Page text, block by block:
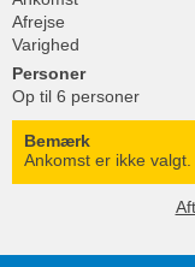
Afrejse
Varighed
Personer
Op til 6 personer
Bemærk
Ankomst er ikke valgt.